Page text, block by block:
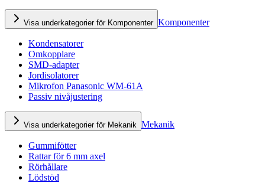
Visa underkategorier för Komponenter Komponenter
Kondensatorer
Omkopplare
SMD-adapter
Jordisolatorer
Mikrofon Panasonic WM-61A
Passiv nivåjustering
Visa underkategorier för Mekanik Mekanik
Gummifötter
Rattar för 6 mm axel
Rörhållare
Lödstöd